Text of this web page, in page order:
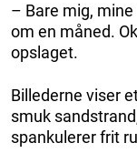
– Bare mig,
om en måned.
opslaget.
Billederne viser
smuk
spankulerer frit